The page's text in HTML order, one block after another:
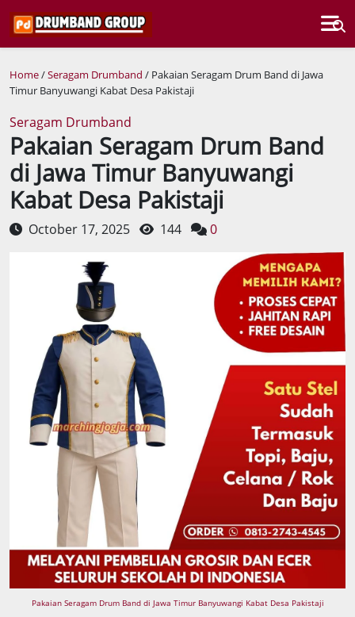
Home/Seragam Drumband / Pakaian Seragam Drum Band di Jawa
Timur Banyuwangi Kabat Desa Pakistaji
Seragam Drumband
Pakaian Seragam Drum Band
di Jawa Timur Banyuwangi
Kabat Desa Pakistaji
October 17, 2025 144 0
Pakaian Seragam Drum Band di Jawa Timur Banyuwangi Kabat Desa Pakistaji